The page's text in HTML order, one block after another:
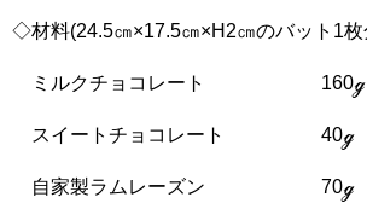
◇材料(24.5㎝×17.5㎝×H2㎝のバット1枚
ミルクチョコレート
スイートチョコレート 40ℊ
自家製ラムレーズン 70ℊ